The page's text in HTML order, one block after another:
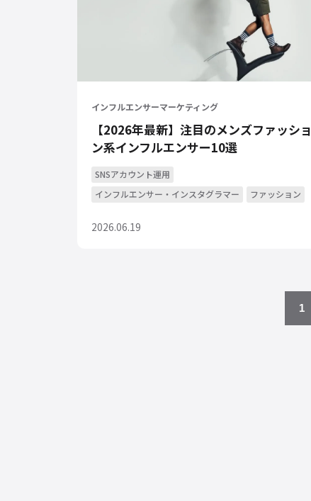
インフルエンサーマーケティング
【2026年最新】注目のメンズファッショ
ン系インフルエンサー10選
SNSアカウント運用
インフルエンサー・インスタグラマー
ファッション
2026.06.19
1